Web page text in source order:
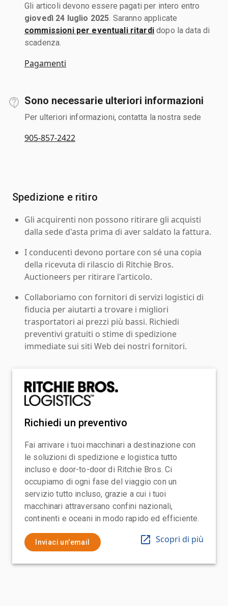
Gli articoli devono essere pagati per intero entro
giovedì 24 luglio 2025 . Saranno applicate
commissioni per eventuali ritardidopo la data di
scadenza.
Pagamenti
Sono necessarie ulteriori informazioni
Per ulteriori informazioni, contatta la nostra sede
905-857-2422
Spedizione e ritiro
Gli acquirenti non possono ritirare gli acquisti
dalla sede d'asta prima di aver saldato la fattura.
I conducenti devono portare con sé una copia
della ricevuta di rilascio di Ritchie Bros.
Auctioneers per ritirare l'articolo.
Collaboriamo con fornitori di servizi logistici di
fiducia per aiutarti a trovare i migliori
trasportatori ai prezzi più bassi. Richiedi
preventivi gratuiti o stime di spedizione
immediate sui siti Web dei nostri fornitori.
Richiedi un preventivo
Fai arrivare i tuoi macchinari a destinazione con
le soluzioni di spedizione e logistica tutto
incluso e door-to-door di Ritchie Bros. Ci
occupiamo di ogni fase del viaggio con un
servizio tutto incluso, grazie a cui i tuoi
macchinari attraversano confini nazionali,
continenti e oceani in modo rapido ed efficiente.
Inviaci un'email Scopri di più